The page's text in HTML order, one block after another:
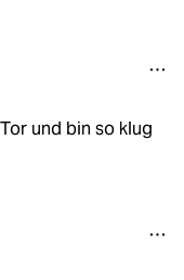
und bin so klug